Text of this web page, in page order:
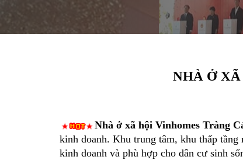
NHÀ Ở
Nhà ở xã hội Vinhomes Tràng
kinh doanh. Khu trung tâm, khu thấp tầng
kinh doanh và phù hợp cho dân cư sinh